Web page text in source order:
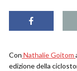
Con Nathalie Goitom
edizione della